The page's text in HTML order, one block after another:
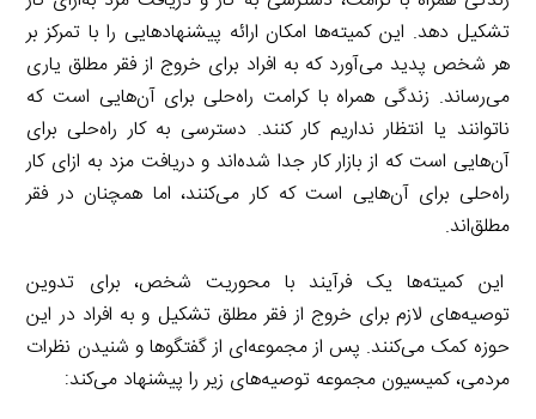
تشکیل دهد. این کمیته‌ها امکان ارائه پیشنهادهایی را با تمرکز بر
هر شخص پدید می‌آورد که به افراد برای خروج از فقر مطلق یاری
می‌رساند. زندگی همراه با کرامت راه‌حلی برای آن‌هایی است که
ناتوانند یا انتظار نداریم کار کنند. دسترسی به کار راه‌حلی برای
آن‌هایی است که از بازار کار جدا شده‌اند و دریافت مزد به ازای کار
راه‌حلی برای آن‌هایی است که کار می‌کنند، اما همچنان در فقر
مطلق‌اند.
این کمیته‌ها یک فرآیند با محوریت شخص، برای تدوین
توصیه‌های لازم برای خروج از فقر مطلق تشکیل و به افراد در این
حوزه کمک می‌کنند. پس از مجموعه‌ای از گفتگوها و شنیدن نظرات
مردمی، کمیسیون مجموعه توصیه‌های زیر را پیشنهاد می‌کند: